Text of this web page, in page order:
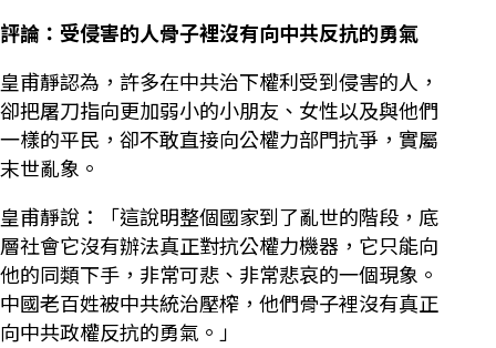
評論：受侵害的人骨子裡沒有向中共反抗的勇氣
皇甫靜認為，許多在中共治下權利受到侵害的人，
卻把屠刀指向更加弱小的小朋友、女性以及與他們
一樣的平民，卻不敢直接向公權力部門抗爭，實屬
末世亂象。
皇甫靜說：「這說明整個國家到了亂世的階段，底
層社會它沒有辦法真正對抗公權力機器，它只能向
他的同類下手，非常可悲、非常悲哀的一個現象。
中國老百姓被中共統治壓榨，他們骨子裡沒有真正
向中共政權反抗的勇氣。」